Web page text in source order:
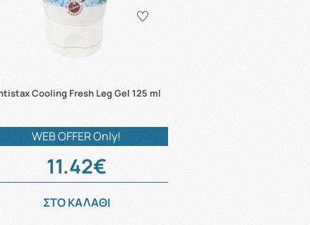
Cooling Fresh Leg Gel 125 ml
WEB OFFER Only!
11.42€
ΣΤΟ ΚΑΛΑΘΙ